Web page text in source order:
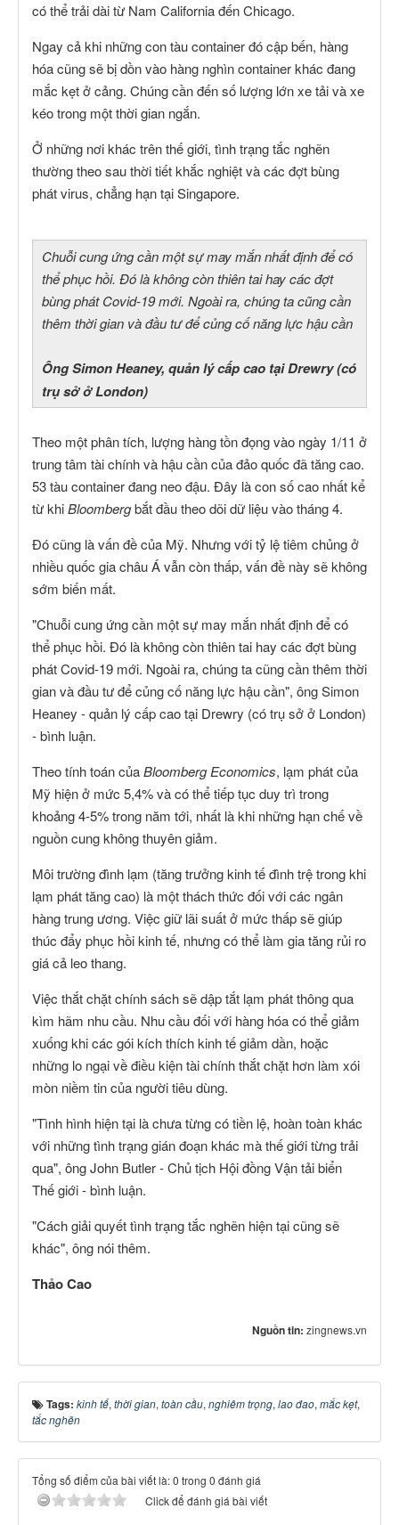
có thể trải dài từ Nam California đến Chicago.
Ngay cả khi những con tàu container đó cập bến, hàng
hóa cũng sẽ bị dồn vào hàng nghìn container khác đang
mắc kẹt ở cảng. Chúng cần đến số lượng lớn xe tải và xe
kéo trong một thời gian ngắn.
Ở những nơi khác trên thế giới, tình trạng tắc nghẽn
thường theo sau thời tiết khắc nghiệt và các đợt bùng
phát virus, chẳng hạn tại Singapore.
Chuỗi cung ứng cần một sự may mắn nhất định để có
thể phục hồi. Đó là không còn thiên tai hay các đợt
bùng phát Covid-19 mới. Ngoài ra, chúng ta cũng cần
thêm thời gian và đầu tư để củng cố năng lực hậu cần
Ông Simon Heaney, quản lý cấp cao tại Drewry (có
trụ sở ở London)
Theo một phân tích, lượng hàng tồn đọng vào ngày 1/11 ở
trung tâm tài chính và hậu cần của đảo quốc đã tăng cao.
53 tàu container đang neo đậu. Đây là con số cao nhất kể
từ khiBloombergbắt đầu theo dõi dữ liệu vào tháng 4.
Đó cũng là vấn đề của Mỹ. Nhưng với tỷ lệ tiêm chủng ở
nhiều quốc gia châu Á vẫn còn thấp, vấn đề này sẽ không
sớm biến mất.
"Chuỗi cung ứng cần một sự may mắn nhất định để có
thể phục hồi. Đó là không còn thiên tai hay các đợt bùng
phát Covid-19 mới. Ngoài ra, chúng ta cũng cần thêm thời
gian và đầu tư để củng cố năng lực hậu cần", ông Simon
Heaney - quản lý cấp cao tại Drewry (có trụ sở ở London)
- bình luận.
Theo tính toán củaBloomberg Economics, lạm phát của
Mỹ hiện ở mức 5,4% và có thể tiếp tục duy trì trong
khoảng 4-5% trong năm tới, nhất là khi những hạn chế về
nguồn cung không thuyên giảm.
Môi trường đình lạm (tăng trưởng kinh tế đình trệ trong khi
lạm phát tăng cao) là một thách thức đối với các ngân
hàng trung ương. Việc giữ lãi suất ở mức thấp sẽ giúp
thúc đẩy phục hồi kinh tế, nhưng có thể làm gia tăng rủi ro
giá cả leo thang.
Việc thắt chặt chính sách sẽ dập tắt lạm phát thông qua
kìm hãm nhu cầu. Nhu cầu đối với hàng hóa có thể giảm
xuống khi các gói kích thích kinh tế giảm dần, hoặc
những lo ngại về điều kiện tài chính thắt chặt hơn làm xói
mòn niềm tin của người tiêu dùng.
"Tình hình hiện tại là chưa từng có tiền lệ, hoàn toàn khác
với những tình trạng gián đoạn khác mà thế giới từng trải
qua", ông John Butler - Chủ tịch Hội đồng Vận tải biển
Thế giới - bình luận.
"Cách giải quyết tình trạng tắc nghẽn hiện tại cũng sẽ
khác", ông nói thêm.
Thảo Cao
Nguồn tin: zingnews.vn
Tags: kinh tế, thời gian, toàn cầu, nghiêm trọng, lao đao, mắc kẹt,
tắc nghẽn
Tổng số điểm của bài viết là: 0 trong 0 đánh giá
Click để đánh giá bài viết